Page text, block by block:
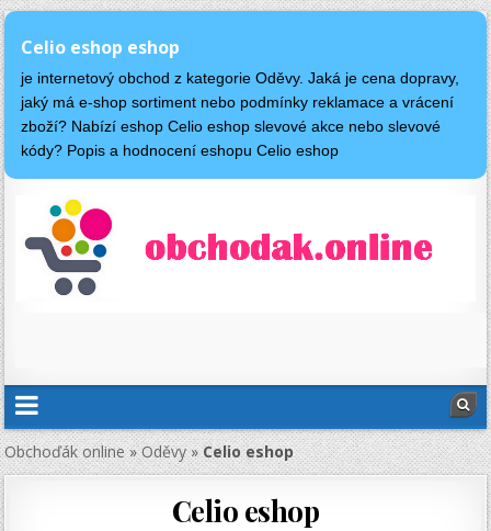
Celio eshop eshop
je internetový obchod z kategorie Oděvy. Jaká je cena dopravy,
jaký má e-shop sortiment nebo podmínky reklamace a vrácení
zboží? Nabízí eshop Celio eshop slevové akce nebo slevové
kódy? Popis a hodnocení eshopu Celio eshop
Obchoďák online»Oděvy»Celio eshop
Celio eshop